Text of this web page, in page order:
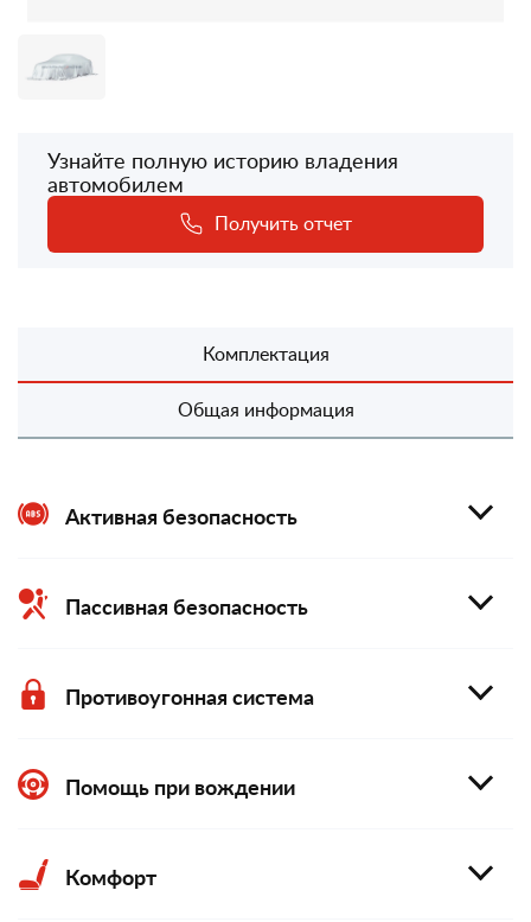
Узнайте полную историю владения
автомобилем
Получить отчет
Комплектация
Общая информация
Активная безопасность
Пассивная безопасность
Противоугонная система
Помощь при вождении
Комфорт